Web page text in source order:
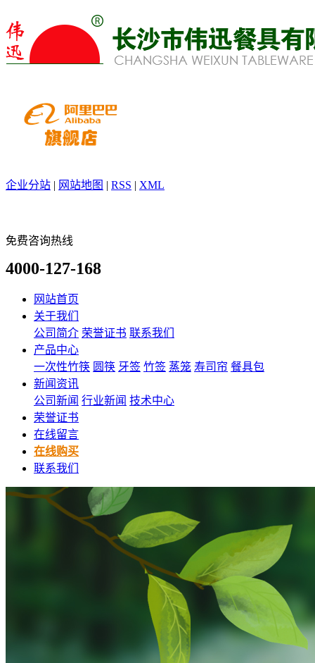
企业分站 | 网站地图 | RSS | XML
免费咨询热线
4000-127-168
网站首页
关于我们
公司简介 荣誉证书 联系我们
产品中心
一次性竹筷 圆筷 牙签 竹签 蒸笼 寿司帘 餐具包
新闻资讯
公司新闻 行业新闻 技术中心
荣誉证书
在线留言
在线购买
联系我们